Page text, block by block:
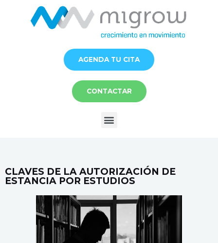
AGENDA TU CITA
CONTACTAR
Menú
CLAVES DE LA AUTORIZACIÓN DE
ESTANCIA POR ESTUDIOS